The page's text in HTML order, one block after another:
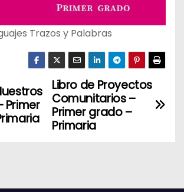
Trazos y Palabras
Libro de Proyectos
Comunitarios –
Primer grado –
Primaria
Primer